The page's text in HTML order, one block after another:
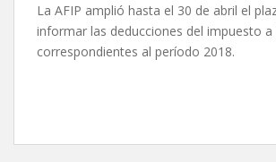
La AFIP amplió hasta el 30 de abril el
informar las deducciones del impuesto a
correspondientes al período 2018.